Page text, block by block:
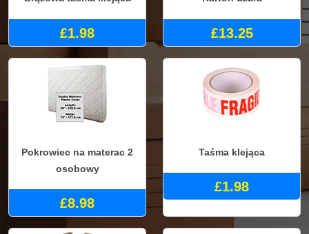
£1.98 £13.25
Pokrowiec na materac 2
osobowy
£8.98
Taśma klejąca
£1.98